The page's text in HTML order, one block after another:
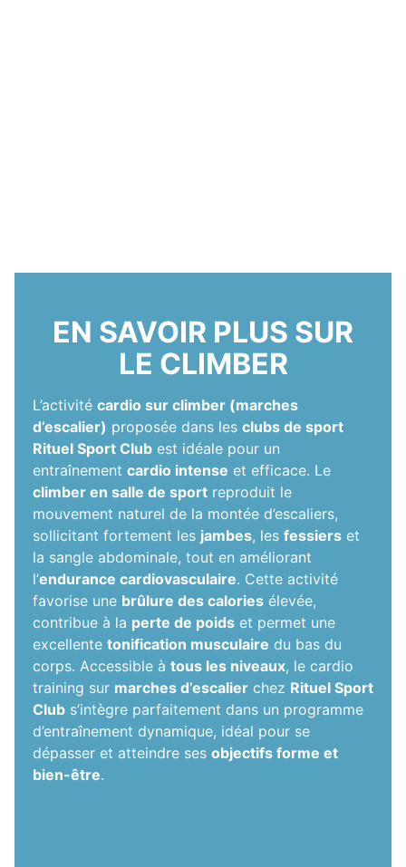
EN SAVOIR PLUS SUR
LE CLIMBER
L’activité cardio sur climber (marches
d’escalier) proposée dans les clubs de sport
Rituel Sport Club est idéale pour un
entraînement cardio intense et efficace. Le
climber en salle de sport reproduit le
mouvement naturel de la montée d’escaliers,
sollicitant fortement les jambes, les fessiers et
la sangle abdominale, tout en améliorant
l’endurance cardiovasculaire. Cette activité
favorise une brûlure des calories élevée,
contribue à la perte de poids et permet une
excellente tonification musculaire du bas du
corps. Accessible à tous les niveaux, le cardio
training sur marches d’escalier chez Rituel Sport
Club s’intègre parfaitement dans un programme
d’entraînement dynamique, idéal pour se
dépasser et atteindre ses objectifs forme et
bien-être.